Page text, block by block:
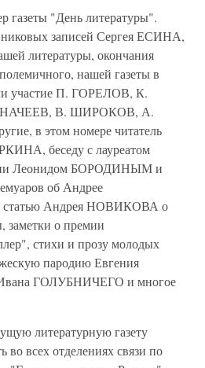
"День литературы".
записей Сергея ЕСИНА,
литературы, окончания
нашей газеты в
участие П. ГОРЕЛОВ, К.
В. ШИРОКОВ, А.
в этом номере читатель
беседу с лауреатом
Леонидом БОРОДИНЫМ и
об Андрее
Андрея НОВИКОВА о
заметки о премии
стихи и прозу молодых
пародию Евгения
ГОЛУБНИЧЕГО и многое
литературную газету
всех отделениях связи по